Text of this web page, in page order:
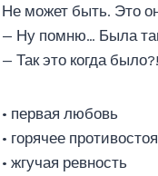
Не может быть. Это
— Ну помню… Была
— Так это когда
• первая любовь
• горячее
• жгучая ревность